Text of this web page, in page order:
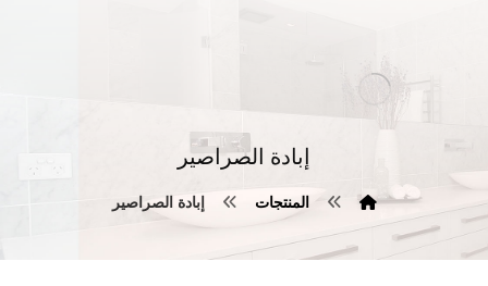
إبادة الصراصير
المنتجات إبادة الصراصير